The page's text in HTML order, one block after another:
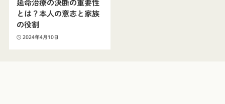
延命治療の決断の重要性
とは？本人の意志と家族
の役割
2024年4月10日